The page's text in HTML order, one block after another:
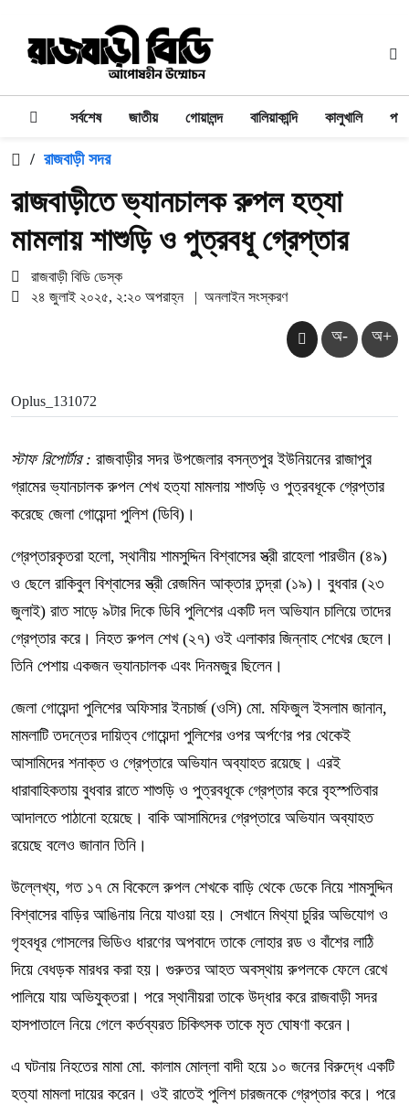
সর্বশেষ জাতীয় গোয়ালন্দ বালিয়াকান্দি কালুখালি
/ রাজবাড়ী সদর
রাজবাড়ীতে ভ্যানচালক রুপল হত্যা
মামলায় শাশুড়ি ও পুত্রবধূ গ্রেপ্তার
রাজবাড়ী বিডি ডেস্ক
২৪ জুলাই ২০২৫, ২:২০ অপরাহ্ন
| অনলাইন সংস্করণ
অ- অ+
Oplus_131072
স্টাফ রিপোর্টার : রাজবাড়ীর সদর উপজেলার বসন্তপুর ইউনিয়নের রাজাপুর
গ্রামের ভ্যানচালক রুপল শেখ হত্যা মামলায় শাশুড়ি ও পুত্রবধূকে গ্রেপ্তার
করেছে জেলা গোয়েন্দা পুলিশ (ডিবি)।
গ্রেপ্তারকৃতরা হলো, স্থানীয় শামসুদ্দিন বিশ্বাসের স্ত্রী রাহেলা পারভীন (৪৯)
ও ছেলে রাকিবুল বিশ্বাসের স্ত্রী রেজমিন আক্তার তন্দ্রা (১৯)। বুধবার (২৩
জুলাই) রাত সাড়ে ৯টার দিকে ডিবি পুলিশের একটি দল অভিযান চালিয়ে তাদের
গ্রেপ্তার করে। নিহত রুপল শেখ (২৭) ওই এলাকার জিন্নাহ শেখের ছেলে।
তিনি পেশায় একজন ভ্যানচালক এবং দিনমজুর ছিলেন।
জেলা গোয়েন্দা পুলিশের অফিসার ইনচার্জ (ওসি) মো. মফিজুল ইসলাম জানান,
মামলাটি তদন্তের দায়িত্ব গোয়েন্দা পুলিশের ওপর অর্পণের পর থেকেই
আসামিদের শনাক্ত ও গ্রেপ্তারে অভিযান অব্যাহত রয়েছে। এরই
ধারাবাহিকতায় বুধবার রাতে শাশুড়ি ও পুত্রবধূকে গ্রেপ্তার করে বৃহস্পতিবার
আদালতে পাঠানো হয়েছে। বাকি আসামিদের গ্রেপ্তারে অভিযান অব্যাহত
রয়েছে বলেও জানান তিনি।
উল্লেখ্য, গত ১৭ মে বিকেলে রুপল শেখকে বাড়ি থেকে ডেকে নিয়ে শামসুদ্দিন
বিশ্বাসের বাড়ির আঙিনায় নিয়ে যাওয়া হয়। সেখানে মিথ্যা চুরির অভিযোগ ও
গৃহবধূর গোসলের ভিডিও ধারণের অপবাদে তাকে লোহার রড ও বাঁশের লাঠি
দিয়ে বেধড়ক মারধর করা হয়। গুরুতর আহত অবস্থায় রুপলকে ফেলে রেখে
পালিয়ে যায় অভিযুক্তরা। পরে স্থানীয়রা তাকে উদ্ধার করে রাজবাড়ী সদর
হাসপাতালে নিয়ে গেলে কর্তব্যরত চিকিৎসক তাকে মৃত ঘোষণা করেন।
এ ঘটনায় নিহতের মামা মো. কালাম মোল্লা বাদী হয়ে ১০ জনের বিরুদ্ধে একটি
হত্যা মামলা দায়ের করেন। ওই রাতেই পুলিশ চারজনকে গ্রেপ্তার করে। পরে